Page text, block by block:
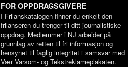
FOR OPPDRAGSGIVERE
I Frilanskatalogen finner du enkelt den
frilanseren du trenger til ditt journalistiske
oppdrag. Medlemmer i NJ arbeider på
grunnlag av retten til fri informasjon og
hensynet til faglig integritet i samsvar med
Vær Varsom- og Tekstreklameplakaten.